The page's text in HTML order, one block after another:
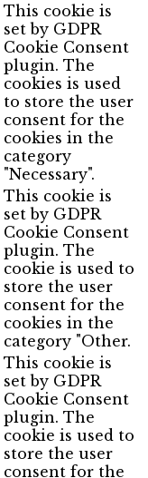
This cookie is
set by GDPR
Cookie Consent
plugin. The
cookies is used
to store the user
consent for the
cookies in the
category
"Necessary".
This cookie is
set by GDPR
Cookie Consent
plugin. The
cookie is used to
store the user
consent for the
cookies in the
category "Other.
This cookie is
set by GDPR
Cookie Consent
plugin. The
cookie is used to
store the user
consent for the